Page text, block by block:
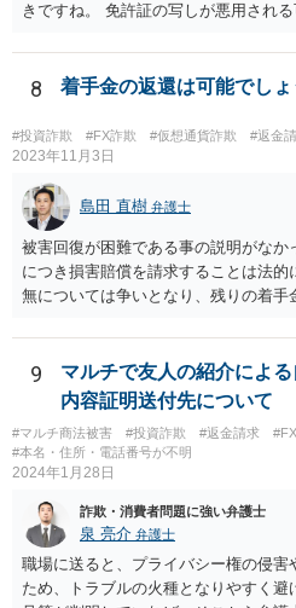
きですね。 免許証の写しが悪用され
ほかの被害者の動向も引き続きチェ
8 着手金の返還は可能でしょ
#投資詐欺 #FX詐欺 #仮想通貨詐欺 #返金
2023年11月3日
島田 直樹 弁護士
被害回復が困難である事の説明がな
につき損害賠償を請求することは法
無については争いとなり、残りの着
紛議調停を申し立てることが考えられ
9
マルチで友人の紹介によ
内容証明送付先について
#マルチ商法被害 #投資詐欺 #返金請求
#本名・住所・電話番号が不明
2024年1月28日
詐欺・消費者問題に強い弁護士
泉 亮介 弁護士
職場に送ると、プライバシー権の侵
ため、トラブルの火種となりやすく